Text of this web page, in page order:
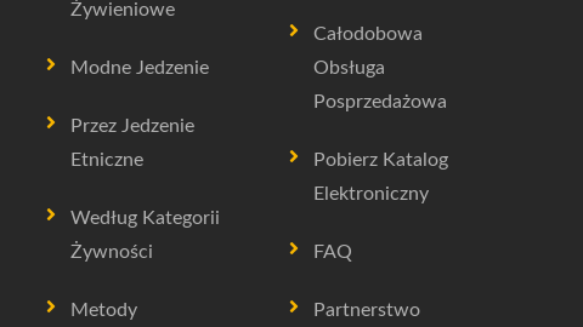
Żywieniowe
Modne Jedzenie
Przez Jedzenie
Etniczne
Według Kategorii
Żywności
Metody
Całodobowa
Obsługa
Posprzedażowa
Pobierz Katalog
Elektroniczny
FAQ
Partnerstwo